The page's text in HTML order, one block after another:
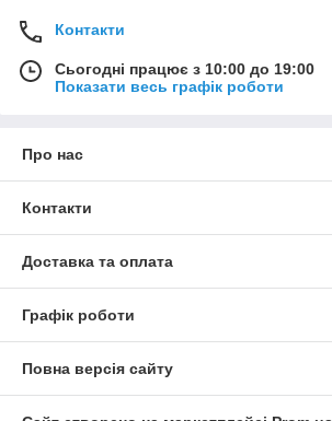
Контакти
Сьогодні працює з 10:00 до 19:00
Показати весь графік роботи
Про нас
Контакти
Доставка та оплата
Графік роботи
Повна версія сайту